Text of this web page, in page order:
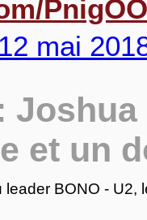
12 mai
et un
leader BONO - U2,